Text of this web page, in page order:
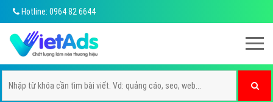
Hotline: 0964 82 6644